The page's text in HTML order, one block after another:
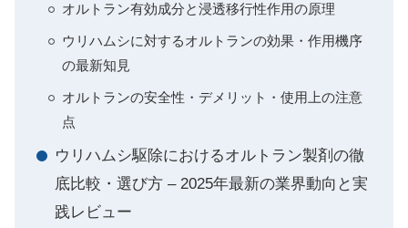
オルトラン有効成分と浸透移行性作用の原理
ウリハムシに対するオルトランの効果・作用機序
の最新知見
オルトランの安全性・デメリット・使用上の注意
点
ウリハムシ駆除におけるオルトラン製剤の徹
底比較・選び方 – 2025年最新の業界動向と実
践レビュー